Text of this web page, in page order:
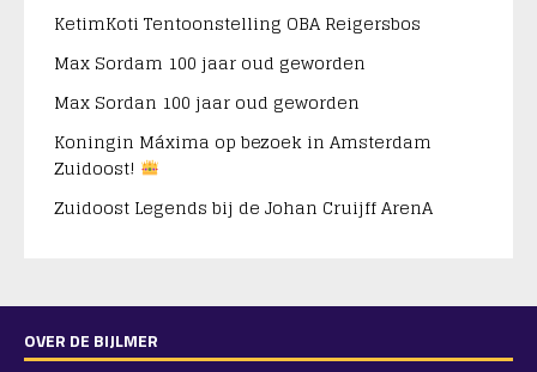
KetimKoti Tentoonstelling OBA Reigersbos
Max Sordam 100 jaar oud geworden
Max Sordan 100 jaar oud geworden
Koningin Máxima op bezoek in Amsterdam
Zuidoost!
Zuidoost Legends bij de Johan Cruijff ArenA
OVER DE BIJLMER